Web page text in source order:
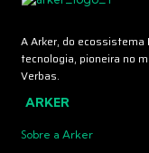
A Arker, do ecossistema
tecnologia, pioneira no
Verbas.
ARKER
Sobre a Arker